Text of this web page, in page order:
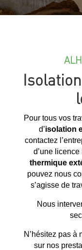
Pour tous vos
d’isolation
contactez
d’une
thermique
pouvez nous
s’agisse de
Nous
N’hésitez pas à
sur nos